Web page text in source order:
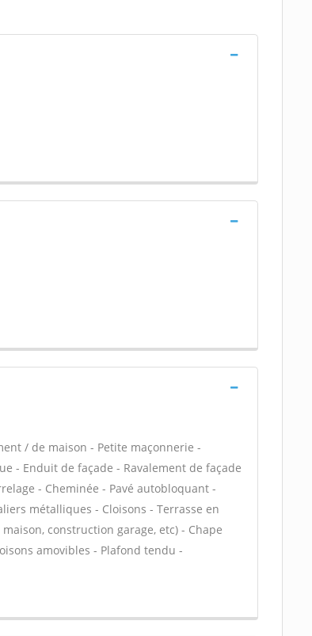
/ de maison - Petite maçonnerie -
- Enduit de façade - Ravalement de façade
- Cheminée - Pavé autobloquant -
métalliques - Cloisons - Terrasse en
construction garage, etc) - Chape
amovibles - Plafond tendu -